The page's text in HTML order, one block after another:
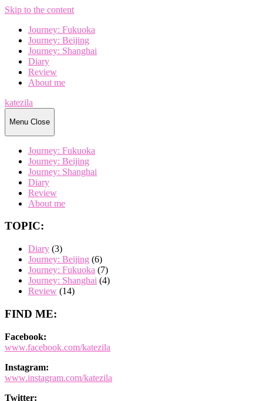
Skip to the content
Journey: Fukuoka
Journey: Beijing
Journey: Shanghai
Diary
Review
About me
katezila
Menu Close
Journey: Fukuoka
Journey: Beijing
Journey: Shanghai
Diary
Review
About me
TOPIC:
Diary (3)
Journey: Beijing (6)
Journey: Fukuoka (7)
Journey: Shanghai (4)
Review (14)
FIND ME:
Facebook:
www.facebook.com/katezila
Instagram:
www.instagram.com/katezila
Twitter: